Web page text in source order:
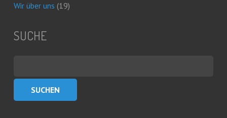
Wir über uns (19)
SUCHE